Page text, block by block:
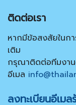
ติดต่อเรา
หากมีข้อสงสัยในก
เติม
กรุณาติดต่อทีมงาน
อีเมล
ลงทะเบียนอีเมล